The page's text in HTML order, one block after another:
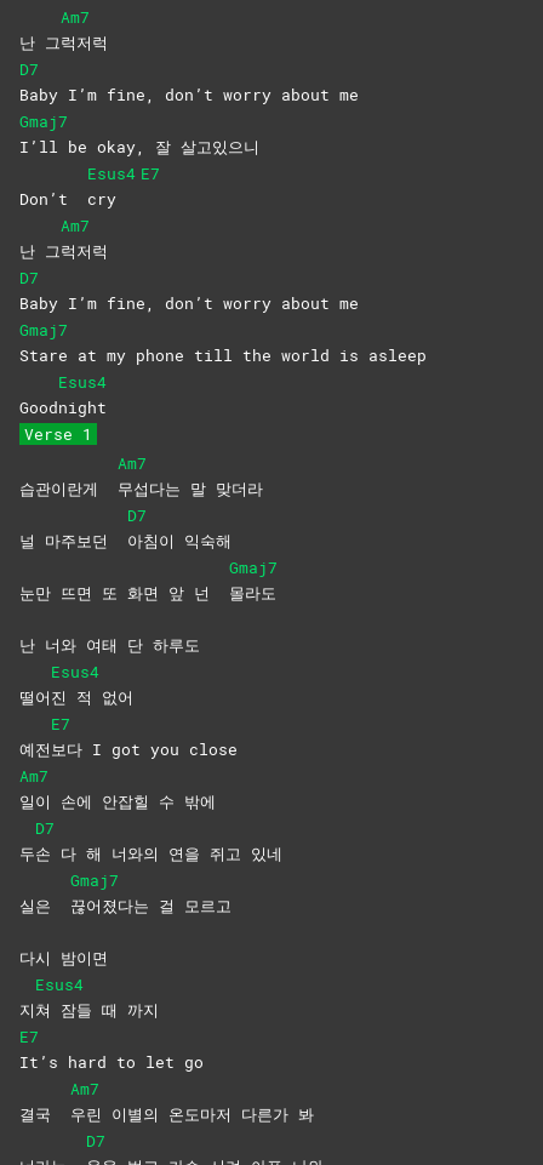
난 그
Am7
럭저럭
D7
Baby I’m fine, don’t worry about me
Gmaj7
I’ll be okay, 잘 살고있으니
Don’t
Esus4
cry
E7
난 그
Am7
럭저럭
D7
Baby I’m fine, don’t worry about me
Gmaj7
Stare at my phone till the world is asleep
Good
Esus4
night
Verse 1
습관이란게
Am7
무섭다는 말 맞더라
널 마주보던
D7
아침이 익숙해
눈만 뜨면 또 화면 앞 넌
Gmaj7
몰라도
난 너와 여태 단 하루도
떨어
Esus4
진 적 없어
예전
E7
보다 I got you close
Am7
일이 손에 안잡힐 수 밖에
두
D7
손 다 해 너와의 연을 쥐고 있네
실은
Gmaj7
끊어졌다는 걸 모르고
다시 밤이면
지
Esus4
쳐 잠들 때 까지
E7
It’s hard to let go
결국
Am7
우린 이별의 온도마저 다른가 봐
D7